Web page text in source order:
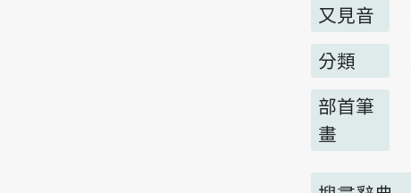
又見音
分類
部首筆
畫